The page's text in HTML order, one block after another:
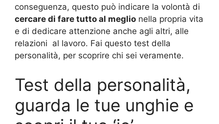
conseguenza, questo può indicare la volontà di
cercare di fare tutto al meglio nella propria vita
e di dedicare attenzione anche agli altri, alle
relazioni al lavoro. Fai questo test della
personalità, per scoprire chi sei veramente.
Test della personalità,
guarda le tue unghie e